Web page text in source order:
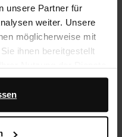
unsere Partner für
weiter. Unsere
möglicherweise mit
ihnen bereitgestellt
zu Werbe- und
mit Umschlag der
Details und
in Größe 39
der Schaftumfang
Höhe von 6 cm. Die
gearbeitet. Als
Pure Protect-Spray.